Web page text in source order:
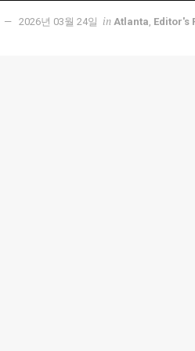
2026년 03월 24일 in Atlanta Editor's